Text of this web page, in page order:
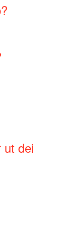
ut dei